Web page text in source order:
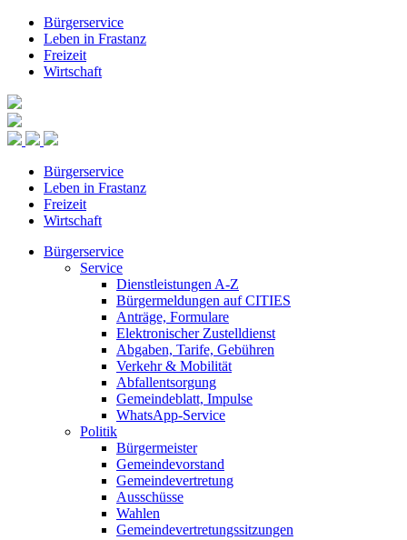
Bürgerservice
Leben in Frastanz
Freizeit
Wirtschaft
Bürgerservice
Leben in Frastanz
Freizeit
Wirtschaft
Bürgerservice
Service
Dienstleistungen A-Z
Bürgermeldungen auf CITIES
Anträge, Formulare
Elektronischer Zustelldienst
Abgaben, Tarife, Gebühren
Verkehr & Mobilität
Abfallentsorgung
Gemeindeblatt, Impulse
WhatsApp-Service
Politik
Bürgermeister
Gemeindevorstand
Gemeindevertretung
Ausschüsse
Wahlen
Gemeindevertretungssitzungen